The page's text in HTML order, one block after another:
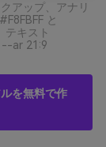
アップ、アナリ
と
キスト
--ar 21:9
を無料で作